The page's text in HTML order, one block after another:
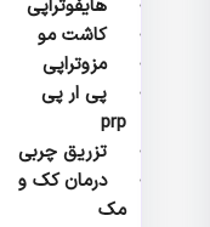
هایفوتراپی
کاشت مو
مزوتراپی
پی ار پی
prp
تزریق چربی
درمان کک و
مک